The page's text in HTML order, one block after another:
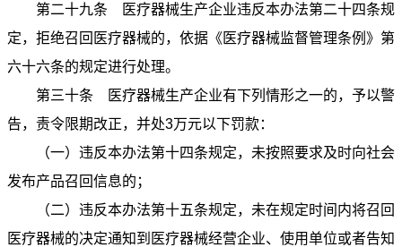
第二十九条 医疗器械生产企业违反本办法第二十四条规
定，拒绝召回医疗器械的，依据《医疗器械监督管理条例》第
六十六条的规定进行处理。
第三十条 医疗器械生产企业有下列情形之一的，予以警
告，责令限期改正，并处3万元以下罚款：
（一）违反本办法第十四条规定，未按照要求及时向社会
发布产品召回信息的；
（二）违反本办法第十五条规定，未在规定时间内将召回
医疗器械的决定通知到医疗器械经营企业、使用单位或者告知